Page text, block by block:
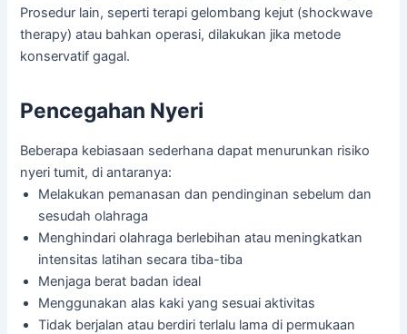
Prosedur lain, seperti terapi gelombang kejut (shockwave
therapy) atau bahkan operasi, dilakukan jika metode
konservatif gagal.
Pencegahan Nyeri
Beberapa kebiasaan sederhana dapat menurunkan risiko
nyeri tumit, di antaranya:
Melakukan pemanasan dan pendinginan sebelum dan
sesudah olahraga
Menghindari olahraga berlebihan atau meningkatkan
intensitas latihan secara tiba-tiba
Menjaga berat badan ideal
Menggunakan alas kaki yang sesuai aktivitas
Tidak berjalan atau berdiri terlalu lama di permukaan